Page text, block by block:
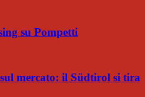
su Pompetti
mercato: il Südtirol si tira